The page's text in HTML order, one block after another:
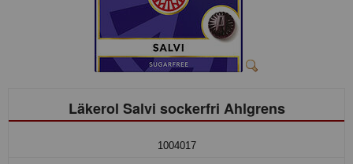
Läkerol Salvi sockerfri Ahlgrens
1004017